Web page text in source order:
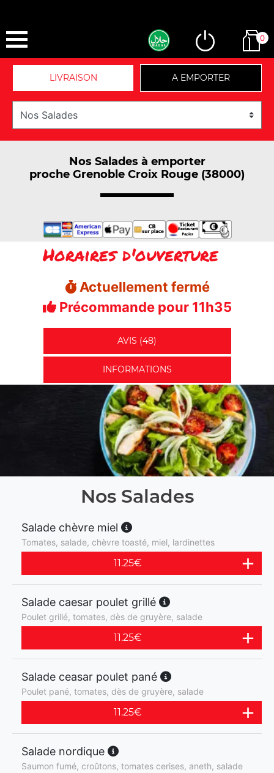
0
LIVRAISON A EMPORTER
Nos Salades à emporter
proche Grenoble Croix Rouge (38000)
Horaires d'ouverture
Actuellement fermé
Précommande pour 11h35
AVIS (48)
INFORMATIONS
Nos Salades
Salade chèvre miel
Tomates, salade, chèvre toasté, miel, lardinettes
11.25€
Salade caesar poulet grillé
Poulet grillé, tomates, dès de gruyère, salade
11.25€
Salade ceasar poulet pané
Poulet pané, tomates, dès de gruyère, salade
11.25€
Salade nordique
Saumon fumé, croûtons, tomates cerises, aneth, salade